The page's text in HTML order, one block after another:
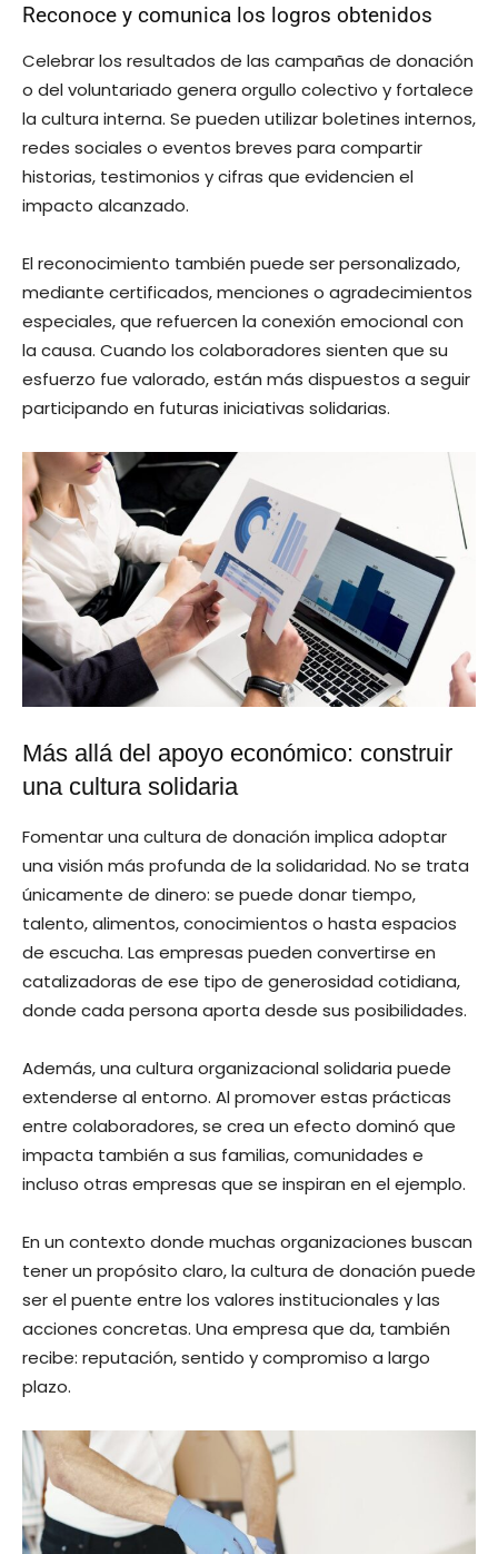
Reconoce y comunica los logros obtenidos
Celebrar los resultados de las campañas de donación
o del voluntariado genera orgullo colectivo y fortalece
la cultura interna. Se pueden utilizar boletines internos,
redes sociales o eventos breves para compartir
historias, testimonios y cifras que evidencien el
impacto alcanzado.
El reconocimiento también puede ser personalizado,
mediante certificados, menciones o agradecimientos
especiales, que refuercen la conexión emocional con
la causa. Cuando los colaboradores sienten que su
esfuerzo fue valorado, están más dispuestos a seguir
participando en futuras iniciativas solidarias.
Más allá del apoyo económico: construir
una cultura solidaria
Fomentar una cultura de donación implica adoptar
una visión más profunda de la solidaridad. No se trata
únicamente de dinero: se puede donar tiempo,
talento, alimentos, conocimientos o hasta espacios
de escucha. Las empresas pueden convertirse en
catalizadoras de ese tipo de generosidad cotidiana,
donde cada persona aporta desde sus posibilidades.
Además, una cultura organizacional solidaria puede
extenderse al entorno. Al promover estas prácticas
entre colaboradores, se crea un efecto dominó que
impacta también a sus familias, comunidades e
incluso otras empresas que se inspiran en el ejemplo.
En un contexto donde muchas organizaciones buscan
tener un propósito claro, la cultura de donación puede
ser el puente entre los valores institucionales y las
acciones concretas. Una empresa que da, también
recibe: reputación, sentido y compromiso a largo
plazo.